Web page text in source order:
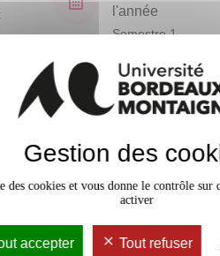
l'année
Semestre 1
de places
Gestion des
des cookies et vous donne le contrôle sur
activer
accepter Tout refuser